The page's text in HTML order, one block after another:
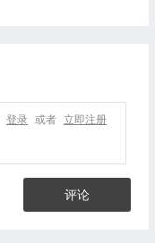
登录 或者 立即注册
评论